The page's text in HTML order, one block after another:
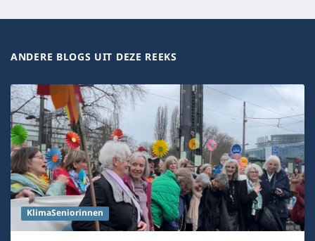
ANDERE BLOGS UIT DEZE REEKS
KlimaSeniorinnen